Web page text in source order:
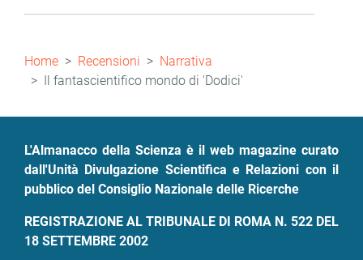
Briciole
di
pane
Home Recensioni
Narrativa
Il fantascientifico mondo di 'Dodici'
L'Almanacco della Scienza è il web magazine curato
dall'Unità Divulgazione Scientifica e Relazioni con il
pubblico del Consiglio Nazionale delle Ricerche
REGISTRAZIONE AL TRIBUNALE DI ROMA N. 522 DEL
18 SETTEMBRE 2002